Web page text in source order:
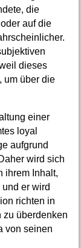
die
auf die
dieses
um über die
einer
loyal
aufgrund
wird sich
ihrem Inhalt,
er wird
richten in
zu überdenken
von seinen